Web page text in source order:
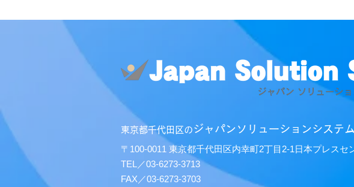
東京都千代田区の ジャパンソリューションシステ
〒100-0011 東京都千代田区内幸町2丁目2-1日本プレスセ
TEL／03-6273-3713
FAX／03-6273-3703